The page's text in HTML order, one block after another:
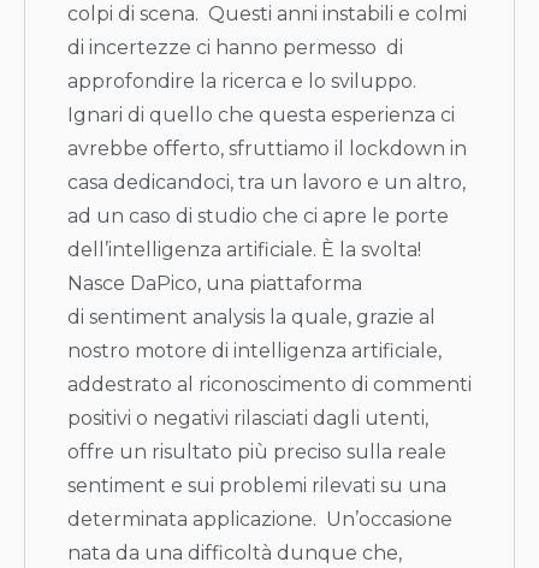
colpi di scena. Questi anni instabili e colmi
di incertezze ci hanno permesso di
approfondire la ricerca e lo sviluppo.
Ignari di quello che questa esperienza ci
avrebbe offerto, sfruttiamo il lockdown in
casa dedicandoci, tra un lavoro e un altro,
ad un caso di studio che ci apre le porte
dell’intelligenza artificiale. È la svolta!
Nasce DaPico, una piattaforma
di sentiment analysis la quale, grazie al
nostro motore di intelligenza artificiale,
addestrato al riconoscimento di commenti
positivi o negativi rilasciati dagli utenti,
offre un risultato più preciso sulla reale
sentiment e sui problemi rilevati su una
determinata applicazione. Un’occasione
nata da una difficoltà dunque che,